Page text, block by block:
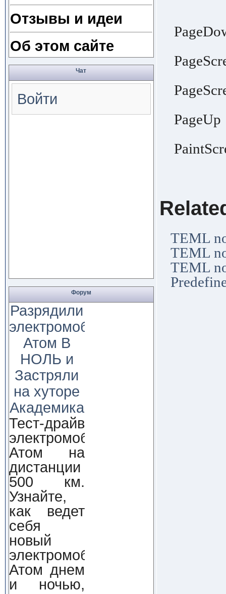
Отзывы и идеи
Об этом сайте
Чат
Войти
Форум
Разрядили
электромобиль
Атом В
НОЛЬ и
Застряли
на хуторе
Академика
Тест-драйв
электромобиля
Атом на
дистанции
500 км.
Узнайте,
как ведет
себя
новый
электромобиль
Атом днем
и ночью,
TEML
TEML
TEML